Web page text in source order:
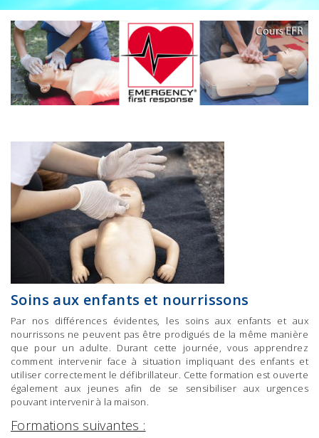
Soins aux enfants et nourrissons
Par nos différences évidentes, les soins aux enfants et aux
nourrissons ne peuvent pas être prodigués de la même manière
que pour un adulte. Durant cette journée, vous apprendrez
comment intervenir face à situation impliquant des enfants et
utiliser correctement le défibrillateur. Cette formation est ouverte
également aux jeunes afin de se sensibiliser aux urgences
pouvant intervenir à la maison.
Formations suivantes :